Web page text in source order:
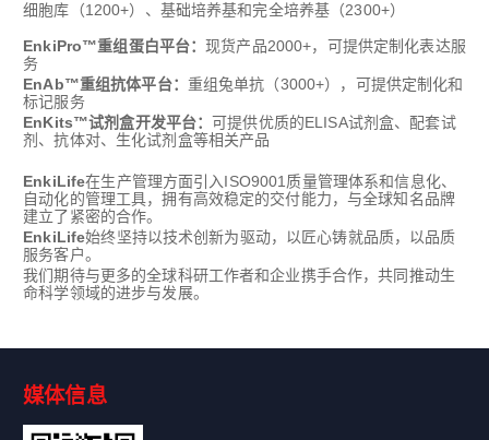
细胞库（1200+）、基础培养基和完全培养基（2300+）
EnkiPro™重组蛋白平台：现货产品2000+，可提供定制化表达服
务
EnAb™重组抗体平台： 重组兔单抗（3000+），可提供定制化和
标记服务
EnKits™试剂盒开发平台：可提供优质的ELISA试剂盒、配套试
剂、抗体对、生化试剂盒等相关产品
EnkiLife在生产管理方面引入ISO9001质量管理体系和信息化、
自动化的管理工具，拥有高效稳定的交付能力，与全球知名品牌
建立了紧密的合作。
EnkiLife始终坚持以技术创新为驱动，以匠心铸就品质，以品质
服务客户。
我们期待与更多的全球科研工作者和企业携手合作，共同推动生
命科学领域的进步与发展。
媒体信息